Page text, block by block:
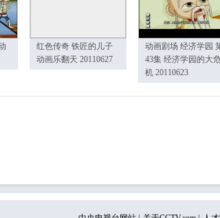
红色传奇 铁匠的儿子
动画乐翻天 20110627
动画剧场 经济学园
43集 经济学园的大
机 20110623